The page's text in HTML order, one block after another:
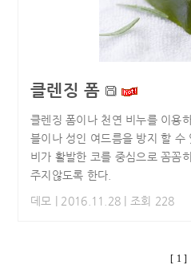
클렌징 폼
클렌징 폼이나 천연 비누를 이용
블이나 성인 여드름을 방지 할
비가 활발한 코를 중심으로 꼼꼼
주지않도록 한다.
데모
| 2016.11.28 | 조회 228
[ 1 ]